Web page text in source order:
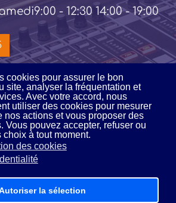
cookies pour assurer le bon
site, analyser la fréquentation et
Avec votre accord, nous
utiliser des cookies pour mesurer
nos actions et vous proposer des
Vous pouvez accepter, refuser ou
à tout moment.
des cookies
la sélection
9:00 - 12:30 14:00 - 19:00
/
9:00 - 12:00 14:00 - 18:00